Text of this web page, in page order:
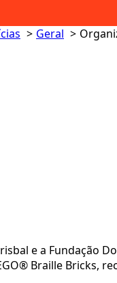
Geral
e a Fundação
Braille Bricks,